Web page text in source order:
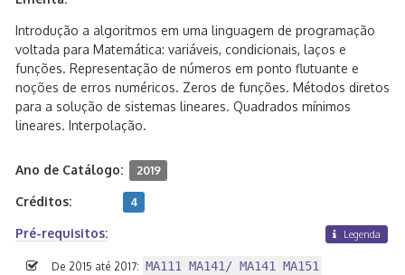
Introdução a algoritmos em uma linguagem de programação
voltada para Matemática: variáveis, condicionais, laços e
funções. Representação de números em ponto flutuante e
noções de erros numéricos. Zeros de funções. Métodos diretos
para a solução de sistemas lineares. Quadrados mínimos
lineares. Interpolação.
Ano de Catálogo: 2019
Créditos: 4
Pré-requisitos: Legenda
De 2015 até 2017: MA111 MA141/ MA141 MA151